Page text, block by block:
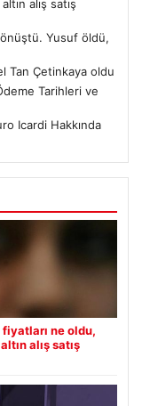
alış satış
Yusuf öldü,
Tan Çetinkaya oldu
Tarihleri ve
Icardi Hakkında
fiyatları ne oldu,
alış satış